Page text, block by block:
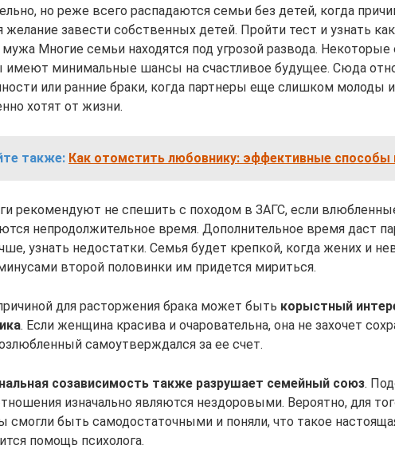
но реже всего распадаются семьи без детей, когда
желание завести собственных детей. Пройти тест и узнать
мужа Многие семьи находятся под угрозой развода.
имеют минимальные шансы на счастливое будущее. Сюда
или ранние браки, когда партнеры еще слишком молоды
хотят от жизни.
также: Как отомстить любовнику: эффективные способы
рекомендуют не спешить с походом в ЗАГС, если
непродолжительное время. Дополнительное время даст
узнать недостатки. Семья будет крепкой, когда жених и
второй половинки им придется мириться.
для расторжения брака может быть корыстный
. Если женщина красива и очаровательна, она не захочет
самоутверждался за ее счет.
созависимость также разрушает семейный союз.
изначально являются нездоровыми. Вероятно, для
смогли быть самодостаточными и поняли, что такое
помощь психолога.